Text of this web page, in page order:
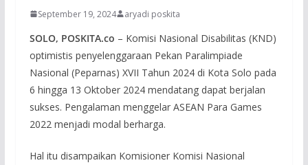
September 19, 2024 aryadi poskita
SOLO, POSKITA.co – Komisi Nasional Disabilitas (KND)
optimistis penyelenggaraan Pekan Paralimpiade
Nasional (Peparnas) XVII Tahun 2024 di Kota Solo pada
6 hingga 13 Oktober 2024 mendatang dapat berjalan
sukses. Pengalaman menggelar ASEAN Para Games
2022 menjadi modal berharga.
Hal itu disampaikan Komisioner Komisi Nasional